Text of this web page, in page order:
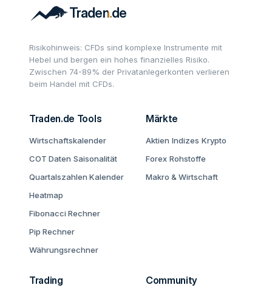
Risikohinweis: CFDs sind komplexe Instrumente mit
Hebel und bergen ein hohes finanzielles Risiko.
Zwischen 74-89% der Privatanlegerkonten verlieren
beim Handel mit CFDs.
Traden.de Tools
Wirtschaftskalender
COT Daten Saisonalität
Quartalszahlen Kalender
Heatmap
Fibonacci Rechner
Pip Rechner
Währungsrechner
Märkte
Aktien Indizes Krypto
Forex Rohstoffe
Makro & Wirtschaft
Trading Community